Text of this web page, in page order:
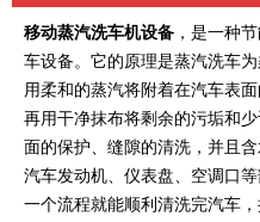
移动蒸汽洗车机设备 ，是一种
车设备。它的原理是蒸汽洗车
用柔和的蒸汽将附着在汽车表
再用干净抹布将剩余的污垢和
面的保护、缝隙的清洗，并且
汽车发动机、仪表盘、空调口
一个流程就能顺利清洗完汽车